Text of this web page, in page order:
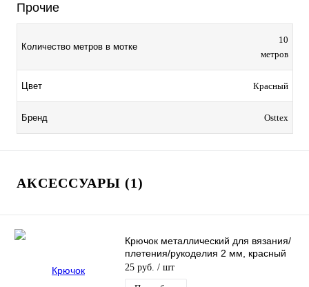
Прочие
Количество метров в мотке
10
метров
Цвет Красный
Бренд Osttex
АКСЕССУАРЫ (1)
Крючок металлический для вязания/
плетения/рукоделия 2 мм, красный
25 руб. / шт